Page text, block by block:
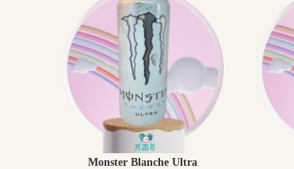
Monster Blanche Ultra